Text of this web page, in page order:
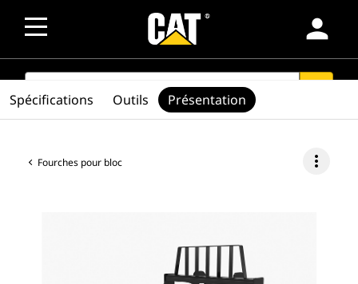
person
SEARCH
Fourches pour bloc more_vert
Spécifications Outils Présentation